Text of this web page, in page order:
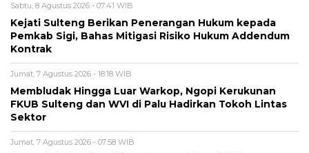
Sabtu, 8 Agustus 2026 - 07:41 WIB
Kejati Sulteng Berikan Penerangan Hukum kepada
Pemkab Sigi, Bahas Mitigasi Risiko Hukum Addendum
Kontrak
Jumat, 7 Agustus 2026 - 18:18 WIB
Membludak Hingga Luar Warkop, Ngopi Kerukunan
FKUB Sulteng dan WVI di Palu Hadirkan Tokoh Lintas
Sektor
Jumat, 7 Agustus 2026 - 07:58 WIB